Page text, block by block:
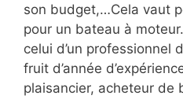
son budget,…Cela vaut
pour un bateau à
celui d’un professionnel
fruit d’année
plaisancier, acheteur de